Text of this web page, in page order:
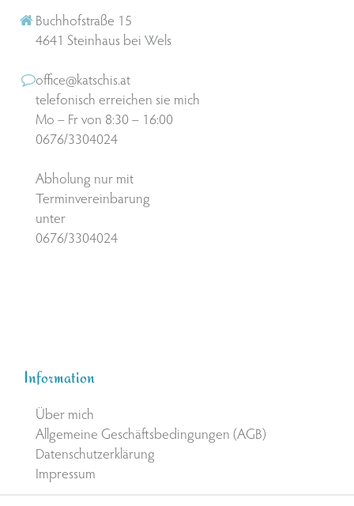
Buchhofstraße 15
4641 Steinhaus bei Wels
office@katschis.at
telefonisch erreichen sie mich
Mo – Fr von 8:30 – 16:00
0676/3304024
Abholung nur mit
Terminvereinbarung
unter
0676/3304024
Information
Über mich
Allgemeine Geschäftsbedingungen (AGB)
Datenschutzerklärung
Impressum